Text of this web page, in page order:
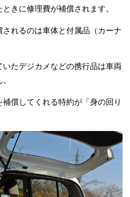
きに修理費が補償されます。
れるのは車体と付属品（カーナ
たデジカメなどの携行品は車両
償してくれる特約が「身の回り